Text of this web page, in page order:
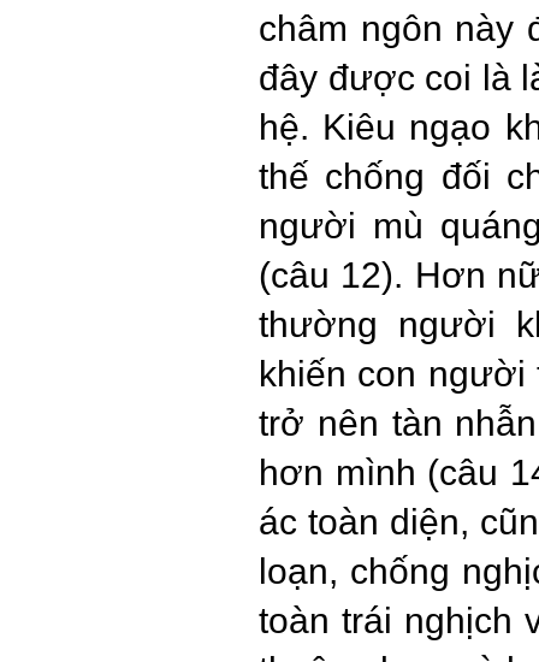
châm ngôn này
đây được coi là
hệ. Kiêu ngạo
thế chống đối
người mù
(câu 12). Hơn
thường người
khiến con người
trở nên tàn
hơn mình (câu
ác toàn diện,
loạn, chống
toàn trái nghịch